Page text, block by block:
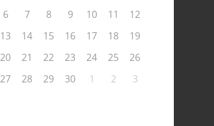
6
7 8 9 10 11
12
13
14 15 16 17 18
19
20
21 22 23 24 25
26
27
28 29 30 1 2 3